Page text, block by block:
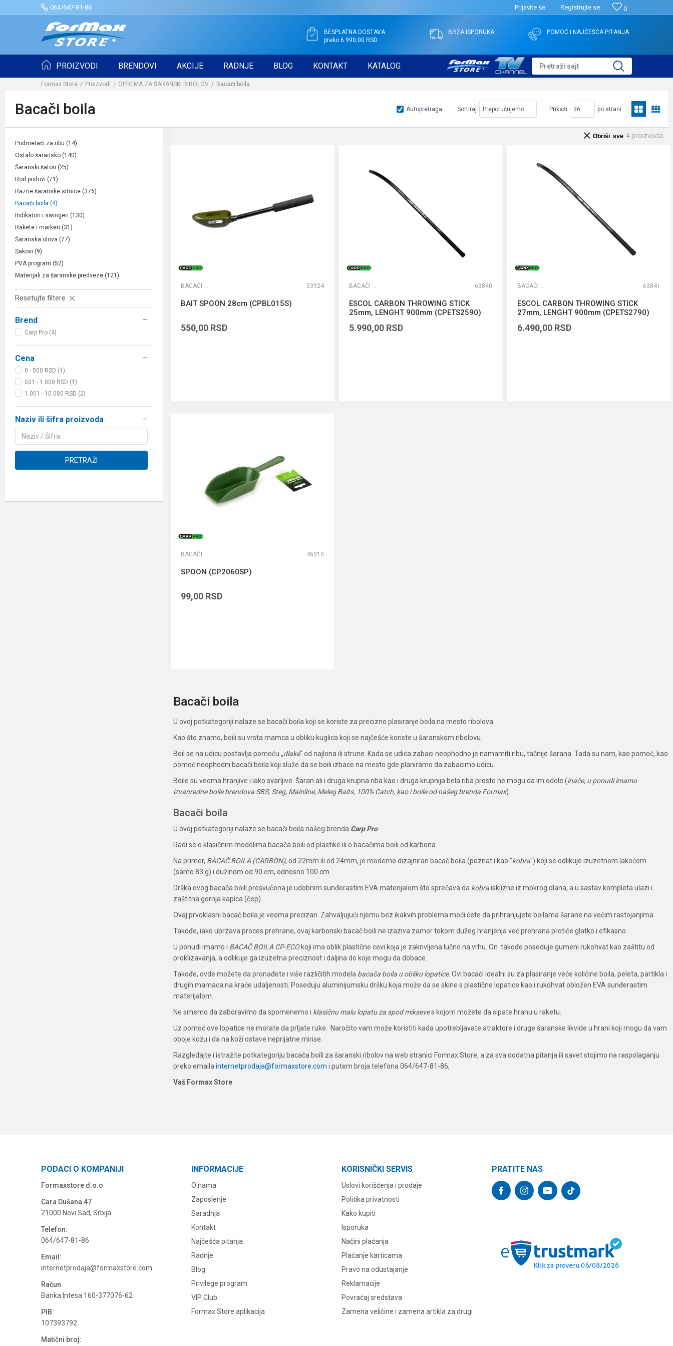
064/647-81-86 0
Prijavite se Registrujte se
BESPLATNA DOSTAVA
preko 6.990,00 RSD
BRZA ISPORUKA POMOĆ I NAJČEŠĆA PITANJA
PROIZVODI BRENDOVI AKCIJE RADNJE BLOG KONTAKT KATALOG Pretraži sajt
Formax Store Proizvodi OPREMA ZA ŠARANSKI RIBOLOV Bacači boila
Bacači boila Autopretraga Sortiraj Prikaži po strani
Podmetači za ribu (14)
Ostalo šaransko (140)
Šaranski šatori (25)
Rod podovi (71)
Razne šaranske sitnice (376)
Bacači boila (4)
Indikatori i swingeri (130)
Rakete i markeri (31)
Šaranska olova (77)
Sakovi (9)
PVA program (52)
Materijali za šaranske predveze (121)
Resetujte filtere
Brend
Carp Pro (4)
Cena
0 - 500 RSD (1)
501 - 1.000 RSD (1)
1.001 - 10.000 RSD (2)
Naziv ili šifra proizvoda
PRETRAŽI
4 proizvoda
Obriši sve
BACAČI BOILA 53924
BAIT SPOON 28cm (CPBL015S)
550,00 RSD
BACAČI BOILA 63840
ESCOL CARBON THROWING STICK
25mm, LENGHT 900mm (CPETS2590)
5.990,00 RSD
BACAČI BOILA 63841
ESCOL CARBON THROWING STICK
27mm, LENGHT 900mm (CPETS2790)
6.490,00 RSD
BACAČI BOILA 46310
SPOON (CP2060SP)
99,00 RSD
Bacači boila
U ovoj potkategoriji nalaze se bacači boila koji se koriste za precizno plasiranje boila na mesto ribolova.
Kao što znamo, boili su vrsta mamca u obliku kuglica koji se najčešće koriste u šaranskom ribolovu.
Boil se na udicu postavlja pomoću „dlake“ od najlona ili strune. Kada se udica zabaci neophodno je namamiti ribu, tačnije šarana. Tada su nam, kao pomoć, kao
pomoć neophodni bacači boila koji služe da se boili izbace na mesto gde planiramo da zabacimo udicu.
Boile su veoma hranjive i lako svarljive. Šaran ali i druga krupna riba kao i druga krupnija bela riba prosto ne mogu da im odole (inače, u ponudi imamo
izvanredne boile brendova SBS, Steg, Mainline, Meleg Baits, 100% Catch, kao i boile od našeg brenda Formax).
Bacači boila
U ovoj potkategoriji nalaze se bacači boila našeg brenda Carp Pro.
Radi se o klasičnim modelima bacača boili od plastike ili o bacačima boili od karbona.
Na primer, BACAČ BOILA (CARBON), od 22mm ili od 24mm, je moderno dizajniran bacač boila (poznat i kao "kobra") koji se odlikuje izuzetnom lakoćom
(samo 83 g) i dužinom od 90 cm, odnosno 100 cm.
Drška ovog bacača boili presvučena je udobnim sunđerastim EVA materijalom što sprečava da kobraisklizne iz mokrog dlana, a u sastav kompleta ulazi i
zaštitna gornja kapica (čep).
Ovaj prvoklasni bacač boila je veoma precizan. Zahvaljujući njemu bez ikakvih problema moći ćete da prihranjujete boilama šarane na većim rastojanjima.
Takođe, iako ubrzava proces prehrane, ovaj karbonski bacač boili ne izaziva zamor tokom dužeg hranjenja već prehrana protiče glatko i efikasno.
U ponudi imamo i BACAČ BOILA CP-ECOkoji ima oblik plastične cevi koja je zakrivljena lučno na vrhu. On takođe poseduje gumeni rukohvat kao zaštitu od
proklizavanja, a odlikuje ga izuzetna preciznost i daljina do koje mogu da dobace.
Takođe, ovde možete da pronađete i više različitih modela bacača boila u obliku lopatice. Ovi bacači idealni su za plasiranje veće količine boila, peleta, partikla i
drugih mamaca na kraće udaljenosti. Poseduju aluminijumsku dršku koja može da se skine s plastične lopatice kao i rukohvat obložen EVA sunđerastim
materijalom.
Ne smemo da zaboravimo da spomenemo i klasičnu malu lopatu za spod mikseves kojom možete da sipate hranu u raketu.
Uz pomoć ove lopatice ne morate da prljate ruke. Naročito vam može koristiti kada upotrebljavate atraktore i druge šaranske likvide u hrani koji mogu da vam
oboje kožu i da na koži ostave neprijatne mirise.
Razgledajte i istražite potkategoriju bacača boili za šaranski ribolov na web stranici Formax Store, a za sva dodatna pitanja ili savet stojimo na raspolaganju
preko emaila internetprodaja@formaxstore.com i putem broja telefona 064/647-81-86,
Vaš Formax Store
PODACI O KOMPANIJI
Formaxstore d.o.o
Cara Dušana 47
21000 Novi Sad, Srbija
Telefon:
064/647-81-86
Email:
internetprodaja@formaxstore.com
Račun
Banka Intesa 160-377076-62
PIB:
107393792
Matični broj:
INFORMACIJE
O nama
Zaposlenje
Saradnja
Kontakt
Najčešća pitanja
Radnje
Blog
Privilege program
VIP Club
Formax Store aplikacija
KORISNIČKI SERVIS
Uslovi korišćenja i prodaje
Politika privatnosti
Kako kupiti
Isporuka
Načini plaćanja
Plaćanje karticama
Pravo na odustajanje
Reklamacije
Povraćaj sredstava
Zamena veličine i zamena artikla za drugi
PRATITE NAS